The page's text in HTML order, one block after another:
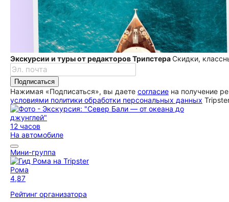
Экскурсии и туры от редакторов ТрипстераСкидки,
Подписаться
Нажимая «Подписаться», вы даете согласие на получение
условиями политики обработки персональных данных
12 часов
На автомобиле
Мини-группа
Рома
4,87
Рейтинг организатора